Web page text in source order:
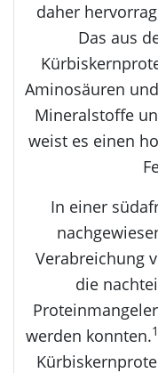
daher
Das aus
Aminosäuren
Mineralstoffe
weist es einen
In einer
Verabreichung
die
werden konnten.